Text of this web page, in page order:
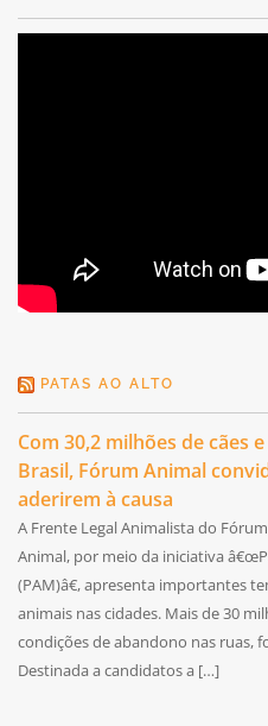
PATAS AO ALTO
Com 30,2 milhões de cães
Brasil, Fórum Animal
aderirem à causa
A Frente Legal Animalista do
Animal, por meio da iniciativa
(PAM)â€, apresenta importantes
animais nas cidades. Mais de 30
condições de abandono nas ruas,
Destinada a candidatos a […]